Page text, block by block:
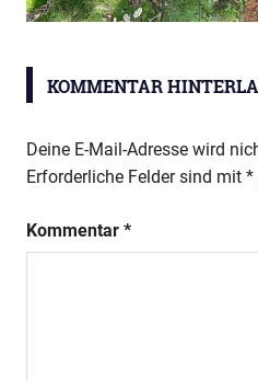
Baumes
KOMMENTAR
Deine E-Mail-Adresse wird
Erforderliche Felder sind mit *
Kommentar *